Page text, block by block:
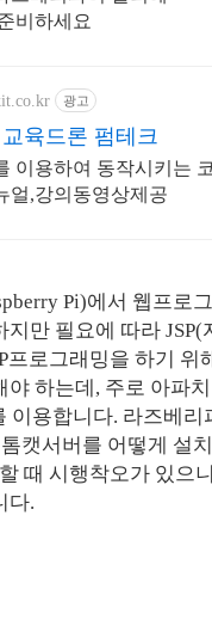
비하세요
광고
육드론 펌테크
이용하여 동작시키는
얼,강의동영상제공
Pi)에서 웹프로
지만 필요에 따라
프로그래밍을 하기 위
야 하는데, 주로 아파치
이용합니다. 라즈베리
캣서버를 어떻게 설
때 시행착오가 있으
다.